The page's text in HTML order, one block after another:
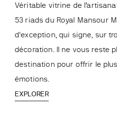
Véritable vitrine de
53 riads du Royal Mansour
d'exception, qui signe, sur
décoration. Il ne vous reste
destination pour offrir le
émotions.
EXPLORER